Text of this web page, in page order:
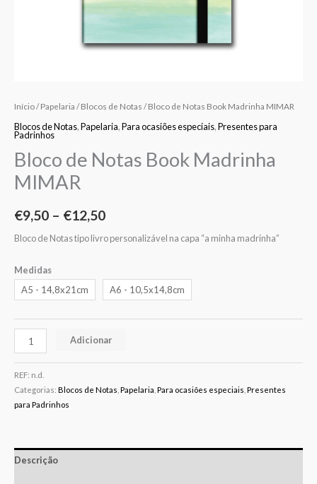
Início/Papelaria /Blocos de Notas / Bloco de Notas Book Madrinha MIMAR
Blocos de Notas,Papelaria,Para ocasiões especiais,Presentes para
Padrinhos
Bloco de Notas Book Madrinha
MIMAR
€9,50 – €12,50
Bloco de Notas tipo livro personalizável na capa “a minha madrinha”
Medidas
A5 - 14,8x21cm
A6 - 10,5x14,8cm
Adicionar
REF: n.d.
Categorias: Blocos de Notas Papelaria Para ocasiões especiais Presentes
para Padrinhos
Descrição